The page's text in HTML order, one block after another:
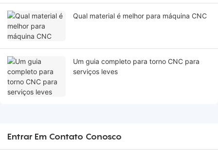
Qual material é melhor para máquina CNC
Um guia completo para torno CNC para
serviços leves
Entrar Em Contato Conosco